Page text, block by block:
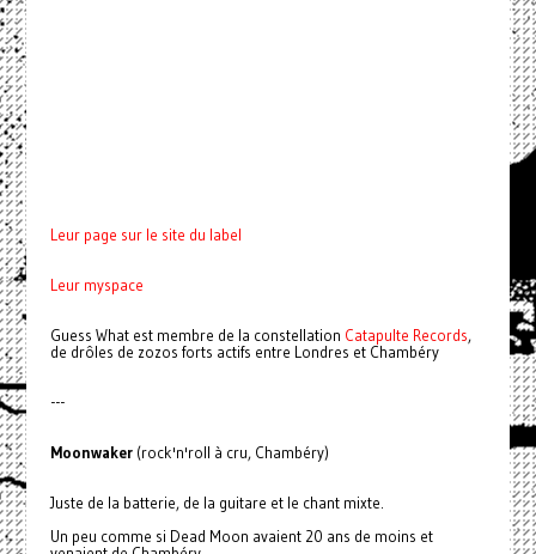
Leur page sur le site du label
Leur myspace
Guess What est membre de la constellation Catapulte Records,
de drôles de zozos forts actifs entre Londres et Chambéry
---
Moonwaker(rock'n'roll à cru, Chambéry)
Juste de la batterie, de la guitare et le chant mixte.
Un peu comme si Dead Moon avaient 20 ans de moins et